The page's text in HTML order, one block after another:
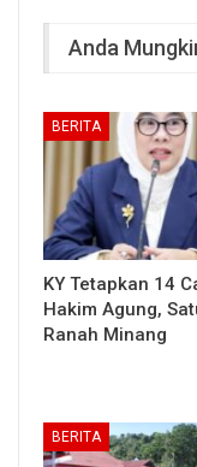
Anda
BERITA
KY Tetapkan 14
Hakim Agung,
Ranah Minang
BERITA